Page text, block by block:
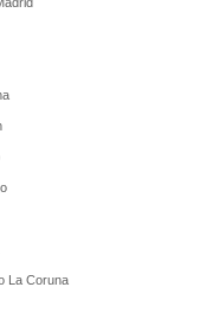
La Coruna